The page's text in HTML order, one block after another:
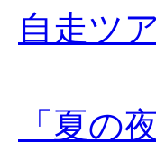
自走ツ
「夏の